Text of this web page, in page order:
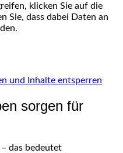
klicken Sie auf die
Sie, dass dabei Daten an
und Inhalte entsperren
sorgen für
das bedeutet